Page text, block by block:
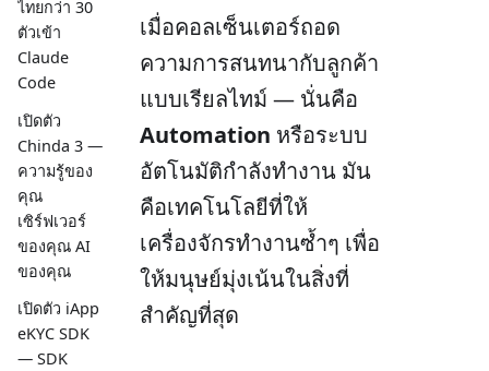
ไทยกว่า 30
ตัวเข้า
Claude
Code
เปิดตัว
Chinda 3 —
ความรู้ของ
คุณ
เซิร์ฟเวอร์
ของคุณ AI
ของคุณ
เปิดตัว iApp
eKYC SDK
— SDK
เมื่อคอลเซ็นเตอร์ถอด
ความการสนทนากับลูกค้า
แบบเรียลไทม์ — นั่นคือ
Automation หรือระบบ
อัตโนมัติกำลังทำงาน มัน
คือเทคโนโลยีที่ให้
เครื่องจักรทำงานซ้ำๆ เพื่อ
ให้มนุษย์มุ่งเน้นในสิ่งที่
สำคัญที่สุด